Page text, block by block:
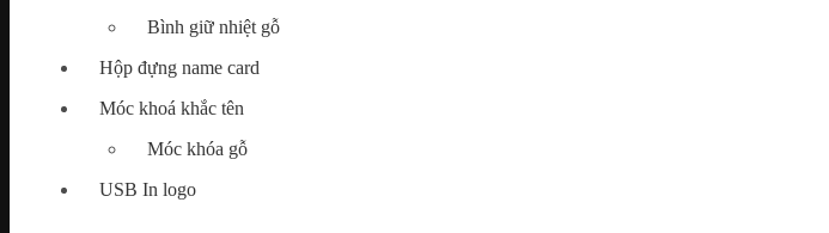
Bình giữ nhiệt gỗ
Hộp đựng name card
Móc khoá khắc tên
Móc khóa gỗ
USB In logo